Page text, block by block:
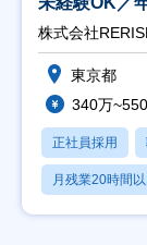
株式会社
東京都
340万
正社員採用
月残業20時間